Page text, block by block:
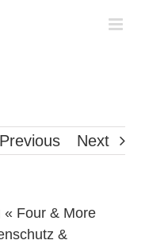
Previous Next
« Four & More
&